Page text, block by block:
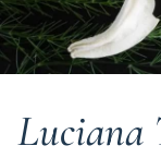
Luciana